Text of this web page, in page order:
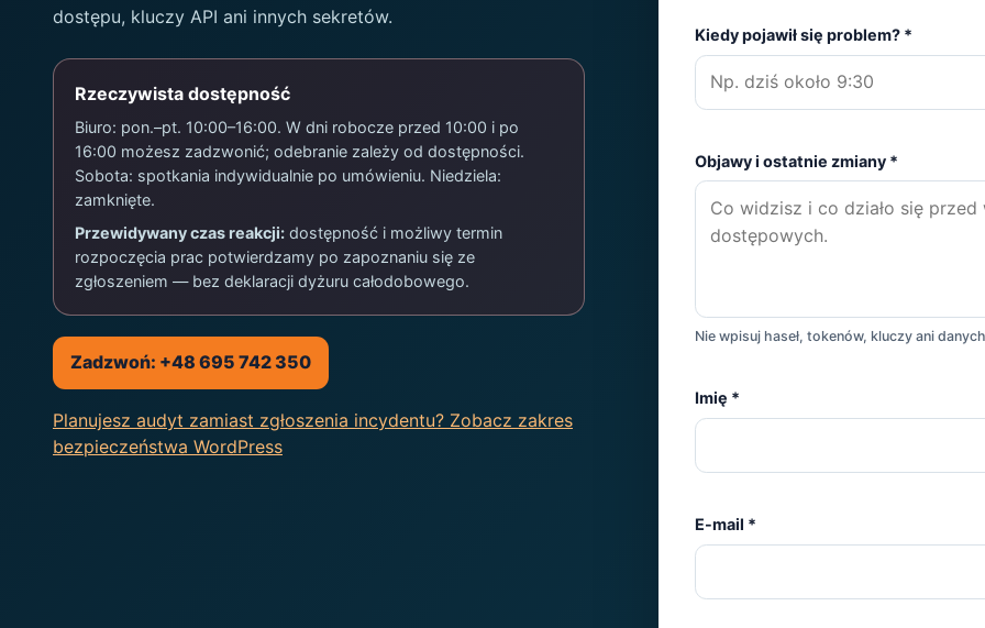
dostępu, kluczy API ani innych sekretów.
Rzeczywista dostępność
Biuro: pon.–pt. 10:00–16:00. W dni robocze przed 10:00 i po
16:00 możesz zadzwonić; odebranie zależy od dostępności.
Sobota: spotkania indywidualnie po umówieniu. Niedziela:
zamknięte.
Przewidywany czas reakcji: dostępność i możliwy termin
rozpoczęcia prac potwierdzamy po zapoznaniu się ze
zgłoszeniem — bez deklaracji dyżuru całodobowego.
Zadzwoń: +48 695 742 350
Planujesz audyt zamiast zgłoszenia incydentu? Zobacz zakres
bezpieczeństwa WordPress
Kiedy pojawił się problem? *
Objawy i ostatnie zmiany *
Nie wpisuj haseł, tokenów, kluczy ani
Imię *
E-mail *